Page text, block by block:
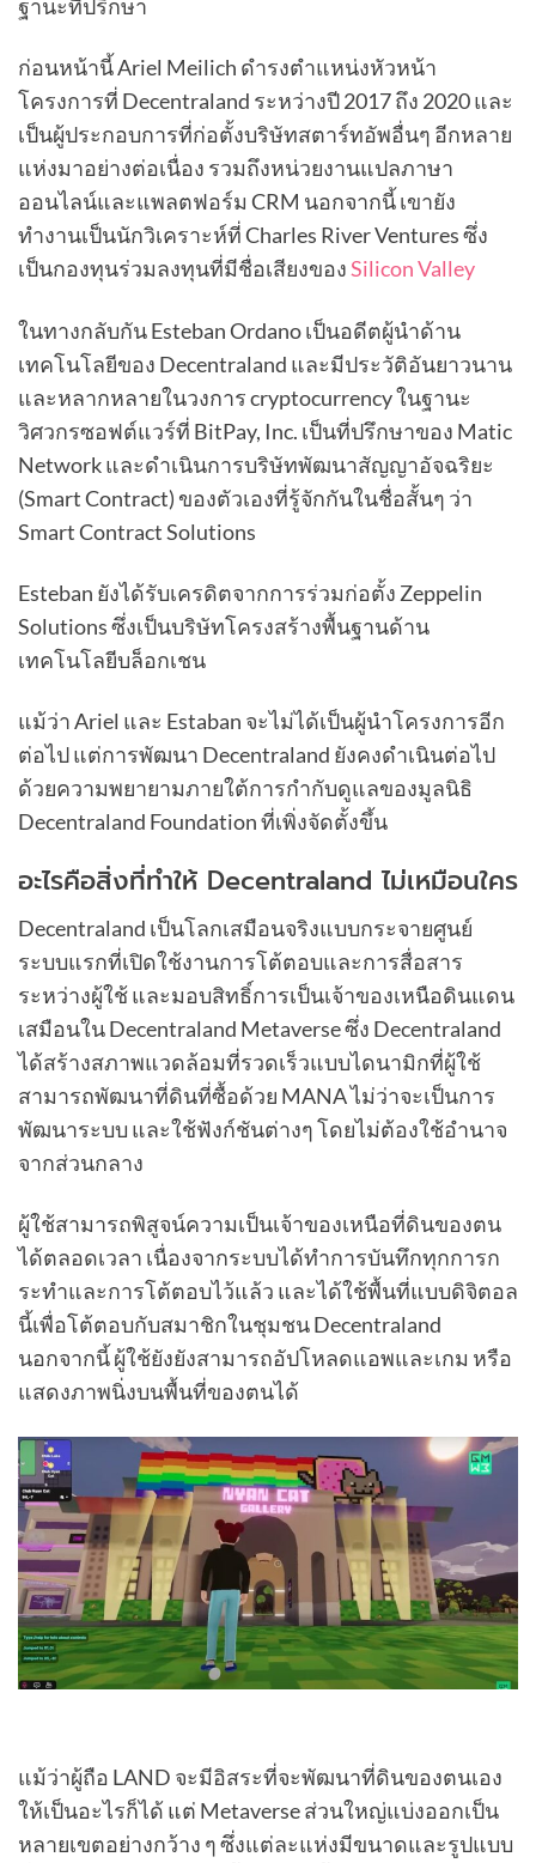
ฐานะที่ปรึกษา
ก่อนหน้านี้ Ariel Meilich ดำรงตำแหน่งหัวหน้า
โครงการที่ Decentraland ระหว่างปี 2017 ถึง 2020 และ
เป็นผู้ประกอบการที่ก่อตั้งบริษัทสตาร์ทอัพอื่นๆ อีกหลาย
แห่งมาอย่างต่อเนื่อง รวมถึงหน่วยงานแปลภาษา
ออนไลน์และแพลตฟอร์ม CRM นอกจากนี้ เขายัง
ทำงานเป็นนักวิเคราะห์ที่ Charles River Ventures ซึ่ง
เป็นกองทุนร่วมลงทุนที่มีชื่อเสียงของSilicon Valley
ในทางกลับกัน Esteban Ordano เป็นอดีตผู้นำด้าน
เทคโนโลยีของ Decentraland และมีประวัติอันยาวนาน
และหลากหลายในวงการ cryptocurrency ในฐานะ
วิศวกรซอฟต์แวร์ที่ BitPay, Inc. เป็นที่ปรึกษาของ Matic
Network และดำเนินการบริษัทพัฒนาสัญญาอัจฉริยะ
(Smart Contract) ของตัวเองที่รู้จักกันในชื่อสั้นๆ ว่า
Smart Contract Solutions
Esteban ยังได้รับเครดิตจากการร่วมก่อตั้ง Zeppelin
Solutions ซึ่งเป็นบริษัทโครงสร้างพื้นฐานด้าน
เทคโนโลยีบล็อกเชน
แม้ว่า Ariel และ Estaban จะไม่ได้เป็นผู้นำโครงการอีก
ต่อไป แต่การพัฒนา Decentraland ยังคงดำเนินต่อไป
ด้วยความพยายามภายใต้การกำกับดูแลของมูลนิธิ
Decentraland Foundation ที่เพิ่งจัดตั้งขึ้น
อะไรคือสิ่งที่ทำให้ Decentraland ไม่เหมือนใคร
Decentraland เป็นโลกเสมือนจริงแบบกระจายศูนย์
ระบบแรกที่เปิดใช้งานการโต้ตอบและการสื่อสาร
ระหว่างผู้ใช้ และมอบสิทธิ์การเป็นเจ้าของเหนือดินแดน
เสมือนใน Decentraland Metaverse ซึ่ง Decentraland
ได้สร้างสภาพแวดล้อมที่รวดเร็วแบบไดนามิกที่ผู้ใช้
สามารถพัฒนาที่ดินที่ซื้อด้วย MANA ไม่ว่าจะเป็นการ
พัฒนาระบบ และใช้ฟังก์ชันต่างๆ โดยไม่ต้องใช้อำนาจ
จากส่วนกลาง
ผู้ใช้สามารถพิสูจน์ความเป็นเจ้าของเหนือที่ดินของตน
ได้ตลอดเวลา เนื่องจากระบบได้ทำการบันทึกทุกการก
ระทำและการโต้ตอบไว้แล้ว และได้ใช้พื้นที่แบบดิจิตอล
นี้เพื่อโต้ตอบกับสมาชิกในชุมชน Decentraland
นอกจากนี้ ผู้ใช้ยังยังสามารถอัปโหลดแอพและเกม หรือ
แสดงภาพนิ่งบนพื้นที่ของตนได้
แม้ว่าผู้ถือ LAND จะมีอิสระที่จะพัฒนาที่ดินของตนเอง
ให้เป็นอะไรก็ได้ แต่ Metaverse ส่วนใหญ่แบ่งออกเป็น
หลายเขตอย่างกว้าง ๆ ซึ่งแต่ละแห่งมีขนาดและรูปแบบ